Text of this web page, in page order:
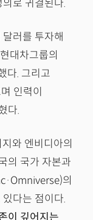
로 귀결된다.
러를 투자해
대차그룹의
다. 그리고
인력이
다.
와 엔비디아의
의 국가 자본과
의
다는 점이다.
이 깊어지는